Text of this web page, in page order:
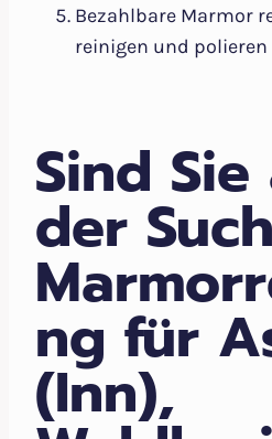
Bezahlbare Marmor
reinigen und polieren
Sind
der
ng für
(Inn),